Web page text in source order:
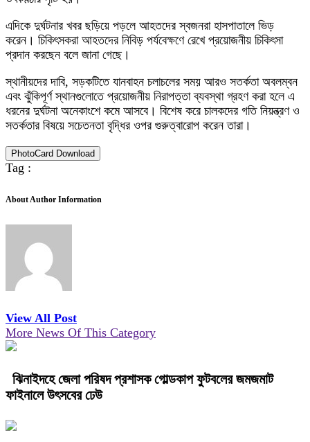
এদিকে দুর্ঘটনার খবর ছড়িয়ে পড়লে আহতদের স্বজনরা হাসপাতালে ভিড়
করেন। চিকিৎসকরা আহতদের নিবিড় পর্যবেক্ষণে রেখে প্রয়োজনীয় চিকিৎসা
প্রদান করছেন বলে জানা গেছে।
স্থানীয়দের দাবি, সড়কটিতে যানবাহন চলাচলের সময় আরও সতর্কতা অবলম্বন
এবং ঝুঁকিপূর্ণ স্থানগুলোতে প্রয়োজনীয় নিরাপত্তা ব্যবস্থা গ্রহণ করা হলে এ
ধরনের দুর্ঘটনা অনেকাংশে কমে আসবে। বিশেষ করে চালকদের গতি নিয়ন্ত্রণ ও
সতর্কতার বিষয়ে সচেতনতা বৃদ্ধির ওপর গুরুত্বারোপ করেন তারা।
PhotoCard Download
Tag :
About Author Information
View All Post
More News Of This Category
ঝিনাইদহে জেলা পরিষদ প্রশাসক গোল্ডকাপ ফুটবলের জমজমাট
ফাইনালে উৎসবের ঢেউ